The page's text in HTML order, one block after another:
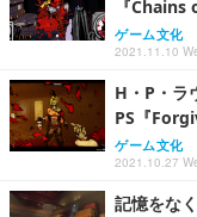
『
ゲーム文化
2021.11.10
H・P・ラ
PS『
ゲーム文化
2021.10.27
記憶をな